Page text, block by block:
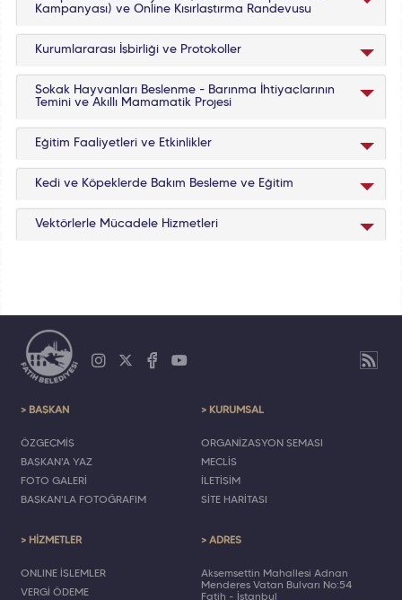
Kampanyası) ve Online Kısırlaştırma Randevusu
Kurumlararası İşbirliği ve Protokoller
Sokak Hayvanları Beslenme - Barınma İhtiyaçlarının
Temini ve Akıllı Mamamatik Projesi
Eğitim Faaliyetleri ve Etkinlikler
Kedi ve Köpeklerde Bakım Besleme ve Eğitim
Vektörlerle Mücadele Hizmetleri
> BAŞKAN
ÖZGEÇMİŞ
BAŞKAN'A YAZ
FOTO GALERİ
BAŞKAN'LA FOTOĞRAFIM
> KURUMSAL
ORGANİZASYON ŞEMASI
MECLİS
İLETİŞİM
SİTE HARİTASI
> HİZMETLER
ONLINE İŞLEMLER
VERGİ ÖDEME
> ADRES
Akşemsettin Mahallesi Adnan
Menderes Vatan Bulvarı No:54
Fatih - İstanbul